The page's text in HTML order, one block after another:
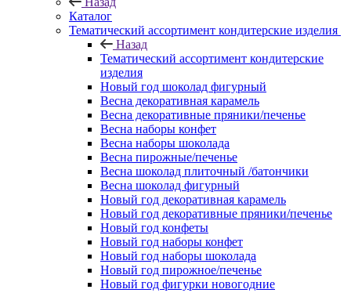
Каталог
Тематический ассортимент кондитерские изделия
Назад
Тематический ассортимент кондитерские
изделия
Новый год шоколад фигурный
Весна декоративная карамель
Весна декоративные пряники/печенье
Весна наборы конфет
Весна наборы шоколада
Весна пирожные/печенье
Весна шоколад плиточный /батончики
Весна шоколад фигурный
Новый год декоративная карамель
Новый год декоративные пряники/печенье
Новый год конфеты
Новый год наборы конфет
Новый год наборы шоколада
Новый год пирожное/печенье
Новый год фигурки новогодние